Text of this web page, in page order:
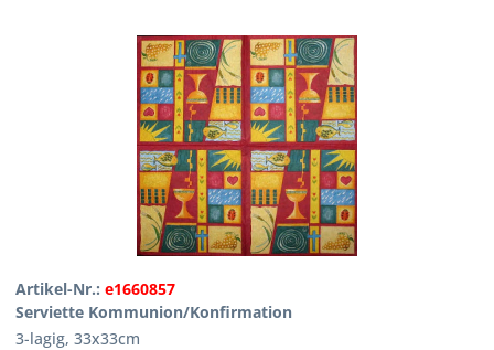
Artikel-Nr.:e1660857
Serviette Kommunion/Konfirmation
3-lagig, 33x33cm